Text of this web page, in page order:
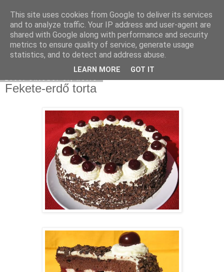
Moha Konyha
Fekete-erdő torta
This site uses cookies from Google to deliver its services
and to analyze traffic. Your IP address and user-agent are
shared with Google along with performance and security
metrics to ensure quality of service, generate usage
statistics, and to detect and address abuse.
LEARN MORE GOT IT